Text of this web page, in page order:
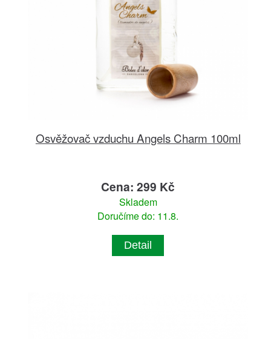
Osvěžovač vzduchu Angels Charm 100ml
Cena: 299 Kč
Skladem
Doručíme do: 11.8.
Detail